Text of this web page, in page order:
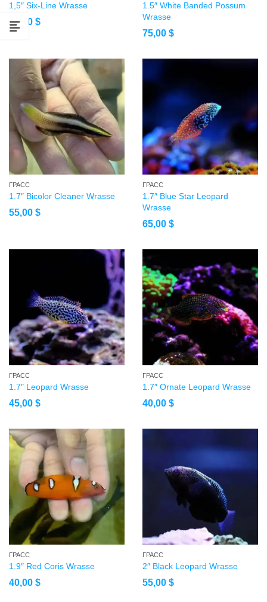
1,5″ Six-Line Wrasse
45,00 $
1.5″ White Banded Possum
Wrasse
75,00 $
ГРАСС
1.7″ Bicolor Cleaner Wrasse
55,00 $
ГРАСС
1.7″ Blue Star Leopard
Wrasse
65,00 $
ГРАСС
1.7″ Leopard Wrasse
45,00 $
ГРАСС
1.7″ Ornate Leopard Wrasse
40,00 $
ГРАСС
1.9″ Red Coris Wrasse
40,00 $
ГРАСС
2″ Black Leopard Wrasse
55,00 $